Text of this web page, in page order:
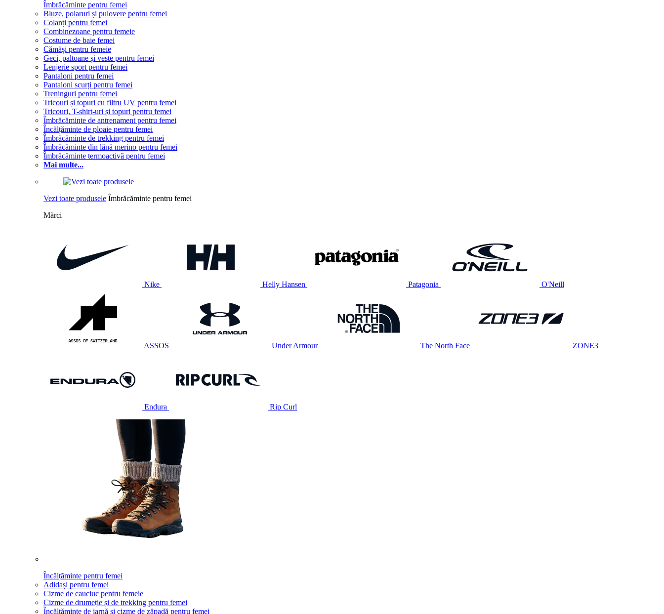
Îmbrăcăminte pentru femei
Bluze, polaruri și pulovere pentru femei
Colanți pentru femei
Combinezoane pentru femeie
Costume de baie femei
Cămăși pentru femeie
Geci, paltoane și veste pentru femei
Lenjerie sport pentru femei
Pantaloni pentru femei
Pantaloni scurți pentru femei
Treninguri pentru femei
Tricouri și topuri cu filtru UV pentru femei
Tricouri, T-shirt-uri și topuri pentru femei
Îmbrăcăminte de antrenament pentru femei
Încălțăminte de ploaie pentru femei
Îmbrăcăminte de trekking pentru femei
Îmbrăcăminte din lână merino pentru femei
Îmbrăcăminte termoactivă pentru femei
Mai multe...
Vezi toate produsele Îmbrăcăminte pentru femei
Mărci
Nike Helly Hansen Patagonia O'Neill
ASSOS Under Armour The North Face ZONE3
Endura Rip Curl
Încălțăminte pentru femei
Adidași pentru femei
Cizme de cauciuc pentru femeie
Cizme de drumeție și de trekking pentru femei
Încălțăminte de iarnă și cizme de zăpadă pentru femei